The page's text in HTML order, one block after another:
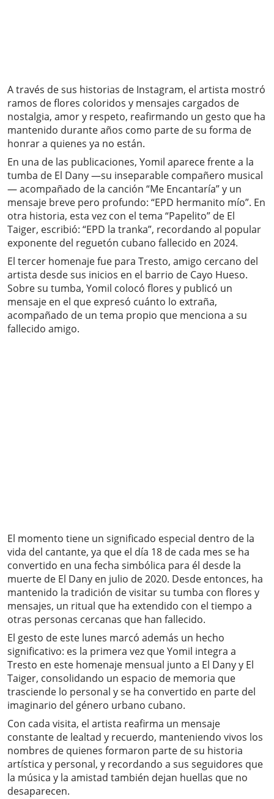
A través de sus historias de Instagram, el artista mostró
ramos de flores coloridos y mensajes cargados de
nostalgia, amor y respeto, reafirmando un gesto que ha
mantenido durante años como parte de su forma de
honrar a quienes ya no están.
En una de las publicaciones, Yomil aparece frente a la
tumba de El Dany —su inseparable compañero musical
— acompañado de la canción “Me Encantaría” y un
mensaje breve pero profundo: “EPD hermanito mío”. En
otra historia, esta vez con el tema “Papelito” de El
Taiger, escribió: “EPD la tranka”, recordando al popular
exponente del reguetón cubano fallecido en 2024.
El tercer homenaje fue para Tresto, amigo cercano del
artista desde sus inicios en el barrio de Cayo Hueso.
Sobre su tumba, Yomil colocó flores y publicó un
mensaje en el que expresó cuánto lo extraña,
acompañado de un tema propio que menciona a su
fallecido amigo.
El momento tiene un significado especial dentro de la
vida del cantante, ya que el día 18 de cada mes se ha
convertido en una fecha simbólica para él desde la
muerte de El Dany en julio de 2020. Desde entonces, ha
mantenido la tradición de visitar su tumba con flores y
mensajes, un ritual que ha extendido con el tiempo a
otras personas cercanas que han fallecido.
El gesto de este lunes marcó además un hecho
significativo: es la primera vez que Yomil integra a
Tresto en este homenaje mensual junto a El Dany y El
Taiger, consolidando un espacio de memoria que
trasciende lo personal y se ha convertido en parte del
imaginario del género urbano cubano.
Con cada visita, el artista reafirma un mensaje
constante de lealtad y recuerdo, manteniendo vivos los
nombres de quienes formaron parte de su historia
artística y personal, y recordando a sus seguidores que
la música y la amistad también dejan huellas que no
desaparecen.